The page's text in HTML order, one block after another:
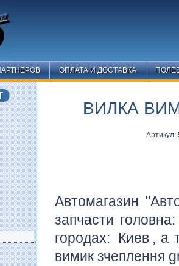
ОПЛАТА И ДОСТАВКА
ВИЛКА
Автомагазин
запчасти
городах: Киев , а
вимик зчеплення